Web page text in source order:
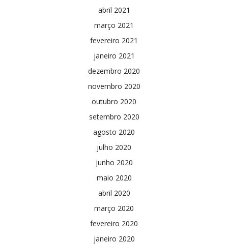
abril 2021
março 2021
fevereiro 2021
janeiro 2021
dezembro 2020
novembro 2020
outubro 2020
setembro 2020
agosto 2020
julho 2020
junho 2020
maio 2020
abril 2020
março 2020
fevereiro 2020
janeiro 2020